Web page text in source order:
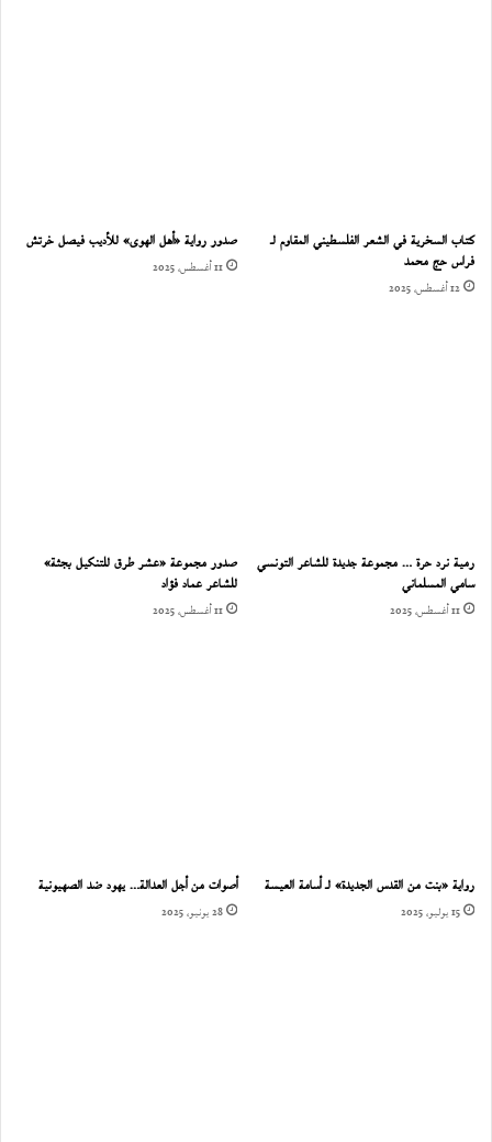
كتاب السخرية في الشعر الفلسطيني المقاوم لـ
فراس حج محمد
12 أغسطس، 2025
صدور رواية «أهل الهوى» للأديب فيصل خرتش
11 أغسطس، 2025
رمية نرد حرة … مجموعة جديدة للشاعر التونسي
سامي المسلماني
11 أغسطس، 2025
صدور مجموعة «عشر طرق للتنكيل بجثة»
للشاعر عماد فؤاد
11 أغسطس، 2025
رواية «بنت من القدس الجديدة» لـ أسامة العيسة
15 يوليو، 2025
أصوات من أجل العدالة… يهود ضد الصهيونية
28 يونيو، 2025